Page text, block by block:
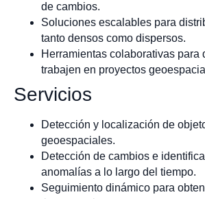
de cambios.
Soluciones escalables para
tanto densos como dispersos.
Herramientas colaborativas para
trabajen en proyectos
Servicios
Detección y localización de
geoespaciales.
Detección de cambios e
anomalías a lo largo del tiempo.
Seguimiento dinámico para